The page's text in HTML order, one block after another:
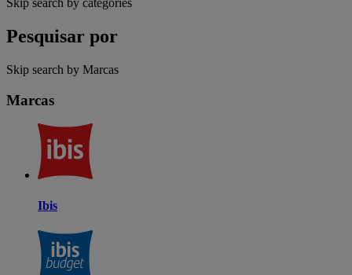
Skip search by categories
Pesquisar por
Skip search by Marcas
Marcas
Ibis